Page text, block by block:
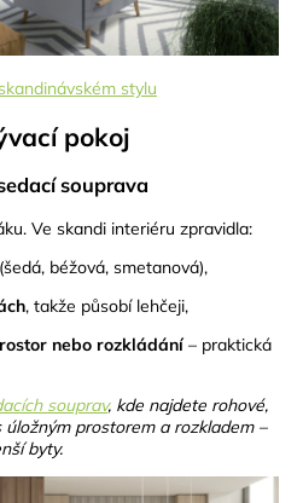
stylu
pokoj
souprava
Ve skandi interiéru zpravidla:
béžová, smetanová),
, takže působí lehčeji,
nebo rozkládání– praktická
souprav, kde najdete rohové,
prostorem a rozkladem –
byty.